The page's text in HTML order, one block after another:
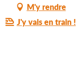
M'y rendre
J'y vais en train !